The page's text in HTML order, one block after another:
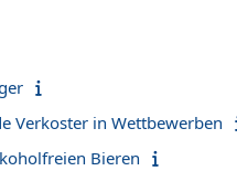
Verkoster in Wettbewerben
Bieren